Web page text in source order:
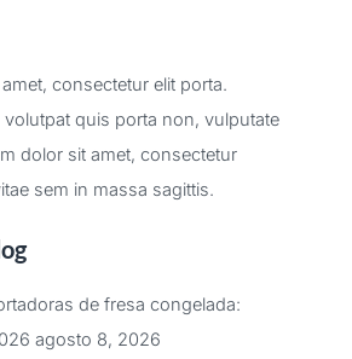
consectetur elit porta.
quis porta non, vulputate
dolor sit amet, consectetur
sem in massa sagittis.
de fresa congelada:
agosto 8, 2026